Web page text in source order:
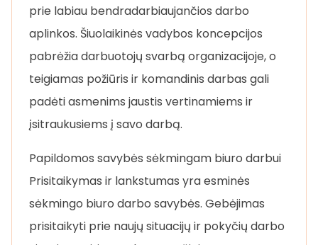
prie labiau bendradarbiaujančios darbo
aplinkos. Šiuolaikinės vadybos koncepcijos
pabrėžia darbuotojų svarbą organizacijoje, o
teigiamas požiūris ir komandinis darbas gali
padėti asmenims jaustis vertinamiems ir
įsitraukusiems į savo darbą.
Papildomos savybės sėkmingam biuro darbui
Prisitaikymas ir lankstumas yra esminės
sėkmingo biuro darbo savybės. Gebėjimas
prisitaikyti prie naujų situacijų ir pokyčių darbo